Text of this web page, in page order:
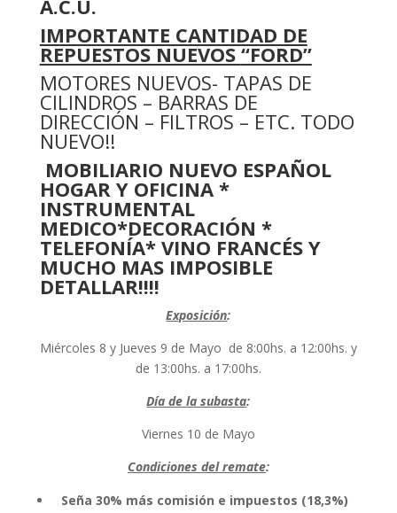
A.C.U.
IMPORTANTE CANTIDAD DE
REPUESTOS NUEVOS“FORD”
MOTORES NUEVOS- TAPAS DE
CILINDROS – BARRAS DE
DIRECCIÓN – FILTROS – ETC. TODO
NUEVO!!
MOBILIARIO NUEVO ESPAÑOL
HOGAR Y OFICINA *
INSTRUMENTAL
MEDICO*DECORACIÓN *
TELEFONÍA* VINO FRANCÉS Y
MUCHO MAS IMPOSIBLE
DETALLAR!!!!
Exposición:
Miércoles 8 y Jueves 9 de Mayo de 8:00hs. a 12:00hs. y
de 13:00hs. a 17:00hs.
Día de la subasta:
Viernes 10 de Mayo
Condiciones del remate:
Seña 30% más comisión e impuestos (18,3%)